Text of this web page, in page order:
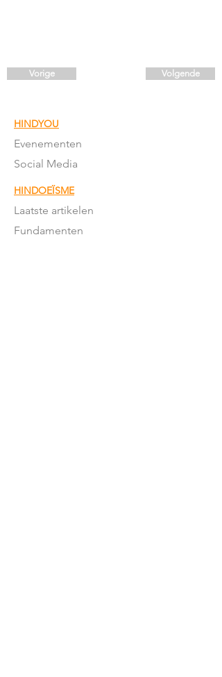
Vorige Volgende
HINDYOU
Evenementen
Social Media
HINDOEÏSME
Laatste artikelen
Fundamenten